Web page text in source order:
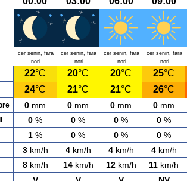
cer senin, fara
nori
cer senin, fara
nori
cer senin, fara
nori
cer senin, fara
nori
22°C 20°C 20°C 25°C
24°C 21°C 21°C 26°C
0 mm 0 mm 0 mm 0 mm
0 % 0 % 0 % 0 %
1 % 0 % 0 % 0 %
3km/h 4km/h 4km/h 4km/h
8km/h 14km/h 12km/h 11 km/h